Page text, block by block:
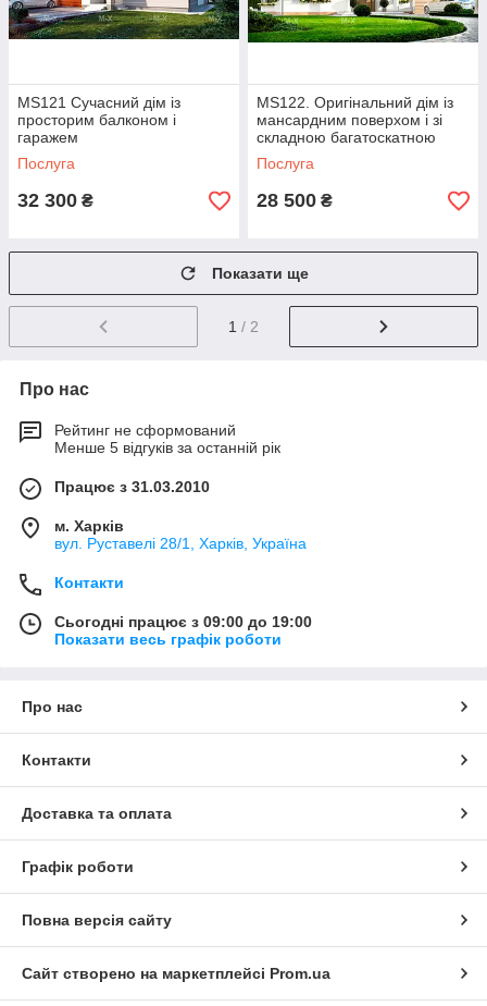
MS121 Сучасний дім із
просторим балконом і
гаражем
Послуга
32 300 ₴
MS122. Оригінальний дім із
мансардним поверхом і зі
складною багатоскатною
покрівлею
Послуга
28 500 ₴
Показати ще
1 / 2
Про нас
Рейтинг не сформований
Менше 5 відгуків за останній рік
Працює з 31.03.2010
м. Харків
вул. Руставелі 28/1, Харків, Україна
Контакти
Сьогодні працює з 09:00 до 19:00
Показати весь графік роботи
Про нас
Контакти
Доставка та оплата
Графік роботи
Повна версія сайту
Сайт створено на маркетплейсі Prom.ua